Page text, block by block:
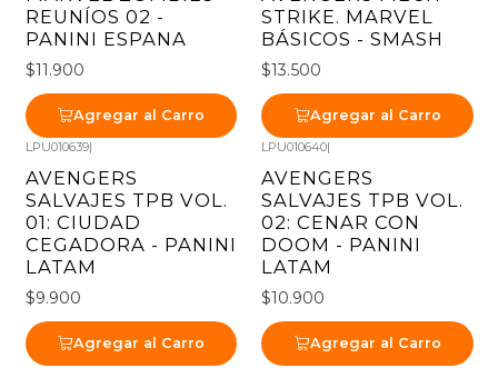
REUNÍOS 02 -
PANINI ESPANA
$11.900
Agregar al Carro
STRIKE. MARVEL
BÁSICOS - SMASH
$13.500
Agregar al Carro
LPU010639|
AVENGERS
SALVAJES TPB VOL.
01: CIUDAD
CEGADORA - PANINI
LATAM
$9.900
Agregar al Carro
LPU010640|
AVENGERS
SALVAJES TPB VOL.
02: CENAR CON
DOOM - PANINI
LATAM
$10.900
Agregar al Carro